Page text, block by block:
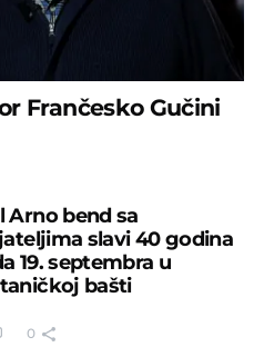
Frančesko Gučini
Arno bend sa
slavi 40 godina
19. septembra u
bašti
0